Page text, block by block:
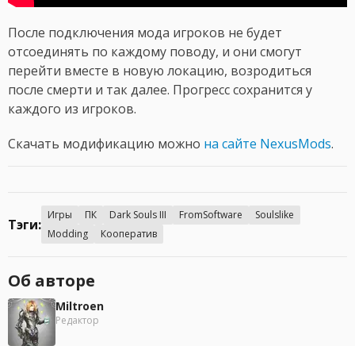
После подключения мода игроков не будет
отсоединять по каждому поводу, и они смогут
перейти вместе в новую локацию, возродиться
после смерти и так далее. Прогресс сохранится у
каждого из игроков.
Скачать модификацию можно на сайте NexusMods.
Тэги:
Игры ПК Dark Souls III FromSoftware
Soulslike
Modding
Кооператив
Об авторе
Miltroen
Редактор